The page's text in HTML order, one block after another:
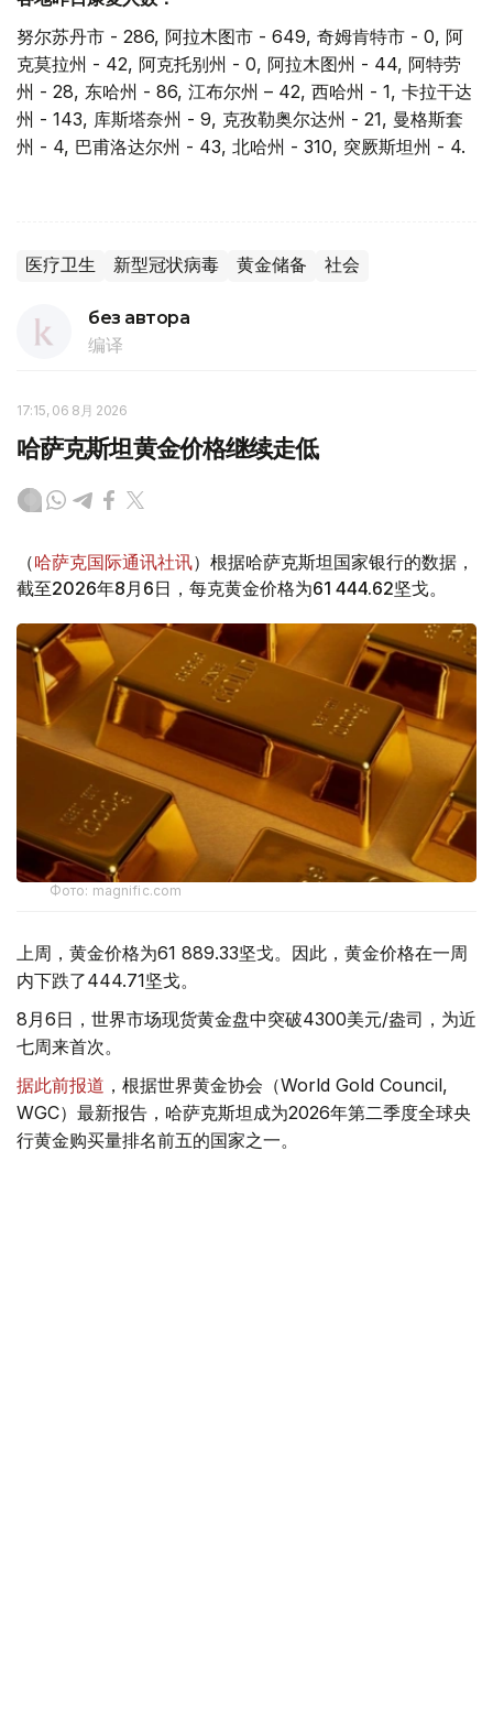
努尔苏丹市 - 286, 阿拉木图市 - 649, 奇姆肯特市 - 0, 阿
克莫拉州 - 42, 阿克托别州 - 0, 阿拉木图州 - 44, 阿特劳
州 - 28, 东哈州 - 86, 江布尔州 – 42, 西哈州 - 1, 卡拉干达
州 - 143, 库斯塔奈州 - 9, 克孜勒奥尔达州 - 21, 曼格斯套
州 - 4, 巴甫洛达尔州 - 43, 北哈州 - 310, 突厥斯坦州 - 4.
医疗卫生 新型冠状病毒 黄金储备 社会
без автора
编译
17:15, 06 8月 2026
哈萨克斯坦黄金价格继续走低
（哈萨克国际通讯社讯）根据哈萨克斯坦国家银行的数据，
截至2026年8月6日，每克黄金价格为61 444.62坚戈。
Фото: magnific.com
上周，黄金价格为61 889.33坚戈。因此，黄金价格在一周
内下跌了444.71坚戈。
8月6日，世界市场现货黄金盘中突破4300美元/盎司，为近
七周来首次。
据此前报道 ，根据世界黄金协会（World Gold Council,
WGC）最新报告，哈萨克斯坦成为2026年第二季度全球央
行黄金购买量排名前五的国家之一。